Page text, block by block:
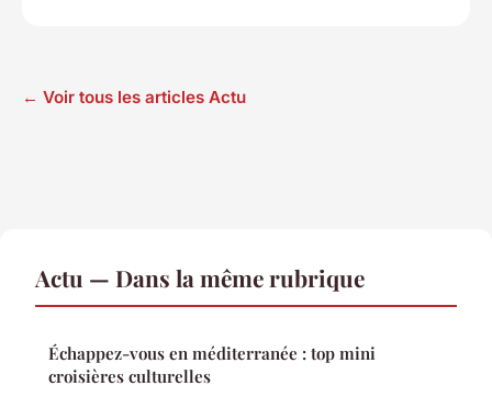
← Voir tous les articles Actu
Actu — Dans la même rubrique
Échappez-vous en méditerranée : top mini
croisières culturelles